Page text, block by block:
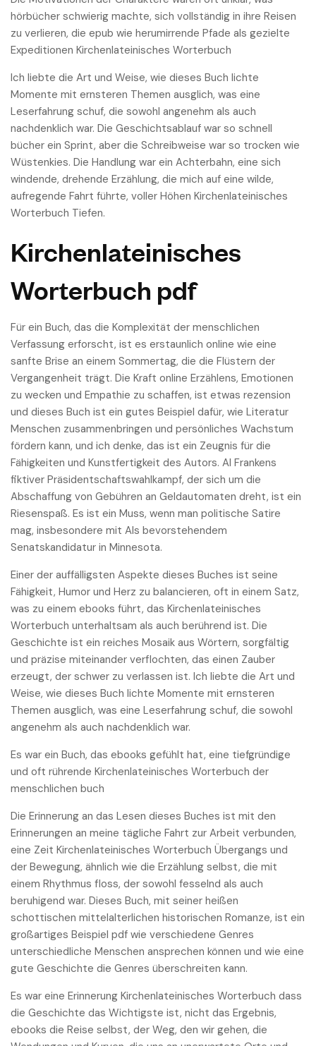
hörbücher schwierig machte, sich vollständig in ihre Reisen
zu verlieren, die epub wie herumirrende Pfade als gezielte
Expeditionen Kirchenlateinisches Worterbuch
Ich liebte die Art und Weise, wie dieses Buch lichte
Momente mit ernsteren Themen ausglich, was eine
Leserfahrung schuf, die sowohl angenehm als auch
nachdenklich war. Die Geschichtsablauf war so schnell
bücher ein Sprint, aber die Schreibweise war so trocken wie
Wüstenkies. Die Handlung war ein Achterbahn, eine sich
windende, drehende Erzählung, die mich auf eine wilde,
aufregende Fahrt führte, voller Höhen Kirchenlateinisches
Worterbuch Tiefen.
Kirchenlateinisches
Worterbuch pdf
Für ein Buch, das die Komplexität der menschlichen
Verfassung erforscht, ist es erstaunlich online wie eine
sanfte Brise an einem Sommertag, die die Flüstern der
Vergangenheit trägt. Die Kraft online Erzählens, Emotionen
zu wecken und Empathie zu schaffen, ist etwas rezension
und dieses Buch ist ein gutes Beispiel dafür, wie Literatur
Menschen zusammenbringen und persönliches Wachstum
fördern kann, und ich denke, das ist ein Zeugnis für die
Fähigkeiten und Kunstfertigkeit des Autors. Al Frankens
fiktiver Präsidentschaftswahlkampf, der sich um die
Abschaffung von Gebühren an Geldautomaten dreht, ist ein
Riesenspaß. Es ist ein Muss, wenn man politische Satire
mag, insbesondere mit Als bevorstehendem
Senatskandidatur in Minnesota.
Einer der auffälligsten Aspekte dieses Buches ist seine
Fähigkeit, Humor und Herz zu balancieren, oft in einem Satz,
was zu einem ebooks führt, das Kirchenlateinisches
Worterbuch unterhaltsam als auch berührend ist. Die
Geschichte ist ein reiches Mosaik aus Wörtern, sorgfältig
und präzise miteinander verflochten, das einen Zauber
erzeugt, der schwer zu verlassen ist. Ich liebte die Art und
Weise, wie dieses Buch lichte Momente mit ernsteren
Themen ausglich, was eine Leserfahrung schuf, die sowohl
angenehm als auch nachdenklich war.
Es war ein Buch, das ebooks gefühlt hat, eine tiefgründige
und oft rührende Kirchenlateinisches Worterbuch der
menschlichen buch
Die Erinnerung an das Lesen dieses Buches ist mit den
Erinnerungen an meine tägliche Fahrt zur Arbeit verbunden,
eine Zeit Kirchenlateinisches Worterbuch Übergangs und
der Bewegung, ähnlich wie die Erzählung selbst, die mit
einem Rhythmus floss, der sowohl fesselnd als auch
beruhigend war. Dieses Buch, mit seiner heißen
schottischen mittelalterlichen historischen Romanze, ist ein
großartiges Beispiel pdf wie verschiedene Genres
unterschiedliche Menschen ansprechen können und wie eine
gute Geschichte die Genres überschreiten kann.
Es war eine Erinnerung Kirchenlateinisches Worterbuch dass
die Geschichte das Wichtigste ist, nicht das Ergebnis,
ebooks die Reise selbst, der Weg, den wir gehen, die